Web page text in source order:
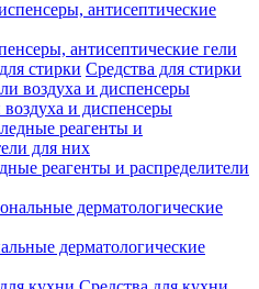
антисептические гели
Средства для стирки
и диспенсеры
реагенты и распределители
дерматологические